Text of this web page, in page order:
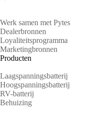
Werk samen met Pytes
Dealerbronnen
Loyaliteitsprogramma
Marketingbronnen
Producten
Laagspanningsbatterij
Hoogspanningsbatterij
RV-batterij
Behuizing